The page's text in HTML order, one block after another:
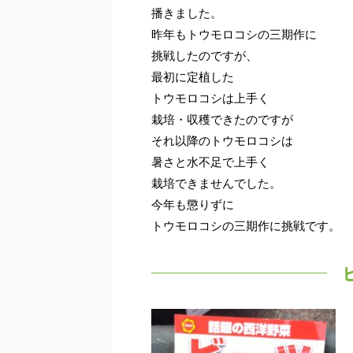
播きました。
昨年もトウモロコシの三期作に
挑戦したのですが、
最初に定植した
トウモロコシは上手く
栽培・収穫できたのですが
それ以降のトウモロコシは
暑さと水不足で上手く
栽培できませんでした。
今年も懲りずに
トウモロコシの三期作に挑戦です。